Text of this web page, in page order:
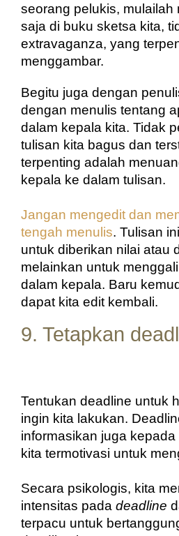
seorang pelukis, mulailah
saja di buku sketsa kita,
extravaganza, yang
menggambar.
Begitu juga dengan
dengan menulis tentang
dalam kepala kita. Tidak
tulisan kita bagus dan
terpenting adalah
kepala ke dalam tulisan.
Jangan mengedit dan
tengah menulis. Tulisan
untuk diberikan nilai atau
melainkan untuk
dalam kepala. Baru
dapat kita edit kembali.
9. Tetapkan
Tentukan deadline untuk
ingin kita lakukan.
informasikan juga
kita termotivasi untuk
Secara psikologis, kita
intensitas pada deadline
terpacu untuk